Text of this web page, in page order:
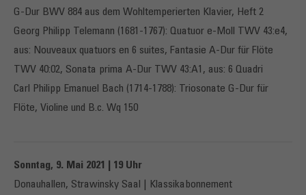
G-Dur BWV 884 aus dem Wohltemperierten Klavier, Heft 2
Georg Philipp Telemann (1681-1767): Quatuor e-Moll TWV 43:e4,
aus: Nouveaux quatuors en 6 suites, Fantasie A-Dur für Flöte
TWV 40:02, Sonata prima A-Dur TWV 43:A1, aus: 6 Quadri
Carl Philipp Emanuel Bach (1714-1788): Triosonate G-Dur für
Flöte, Violine und B.c. Wq 150
Sonntag, 9. Mai 2021 | 19 Uhr
Donauhallen, Strawinsky Saal | Klassikabonnement